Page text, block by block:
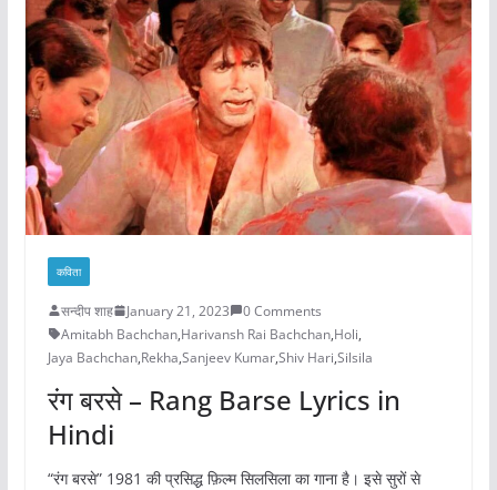
कविता
सन्दीप शाह January 21, 2023
0 Comments
Amitabh Bachchan,Harivansh Rai Bachchan,Holi,
Jaya Bachchan,Rekha,Sanjeev Kumar,Shiv Hari,Silsila
रंग बरसे – Rang Barse Lyrics in
Hindi
“रंग बरसे” 1981 की प्रसिद्ध फ़िल्म सिलसिला का गाना है। इसे सुरों से